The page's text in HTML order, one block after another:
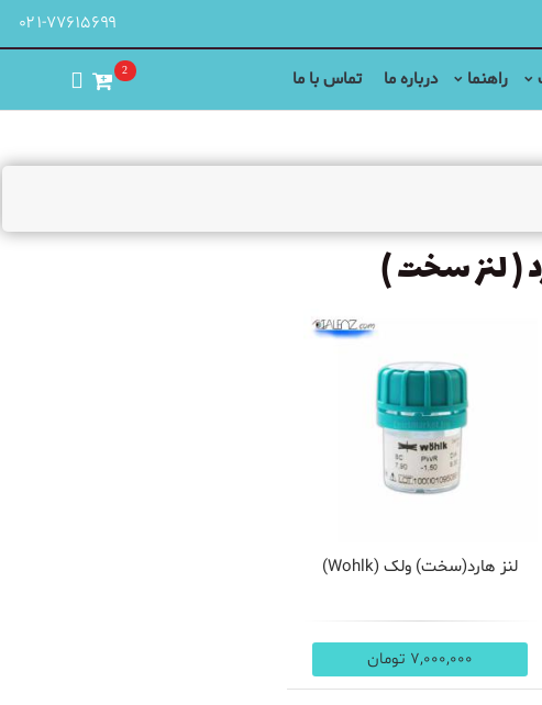
۰۲۱-۷۷۶۱۵۶۹۹
راهنما درباره ما تماس با ما 2
( لنز سخت )
لنز هارد(سخت) ولک (Wohlk)
7,000,000 تومان